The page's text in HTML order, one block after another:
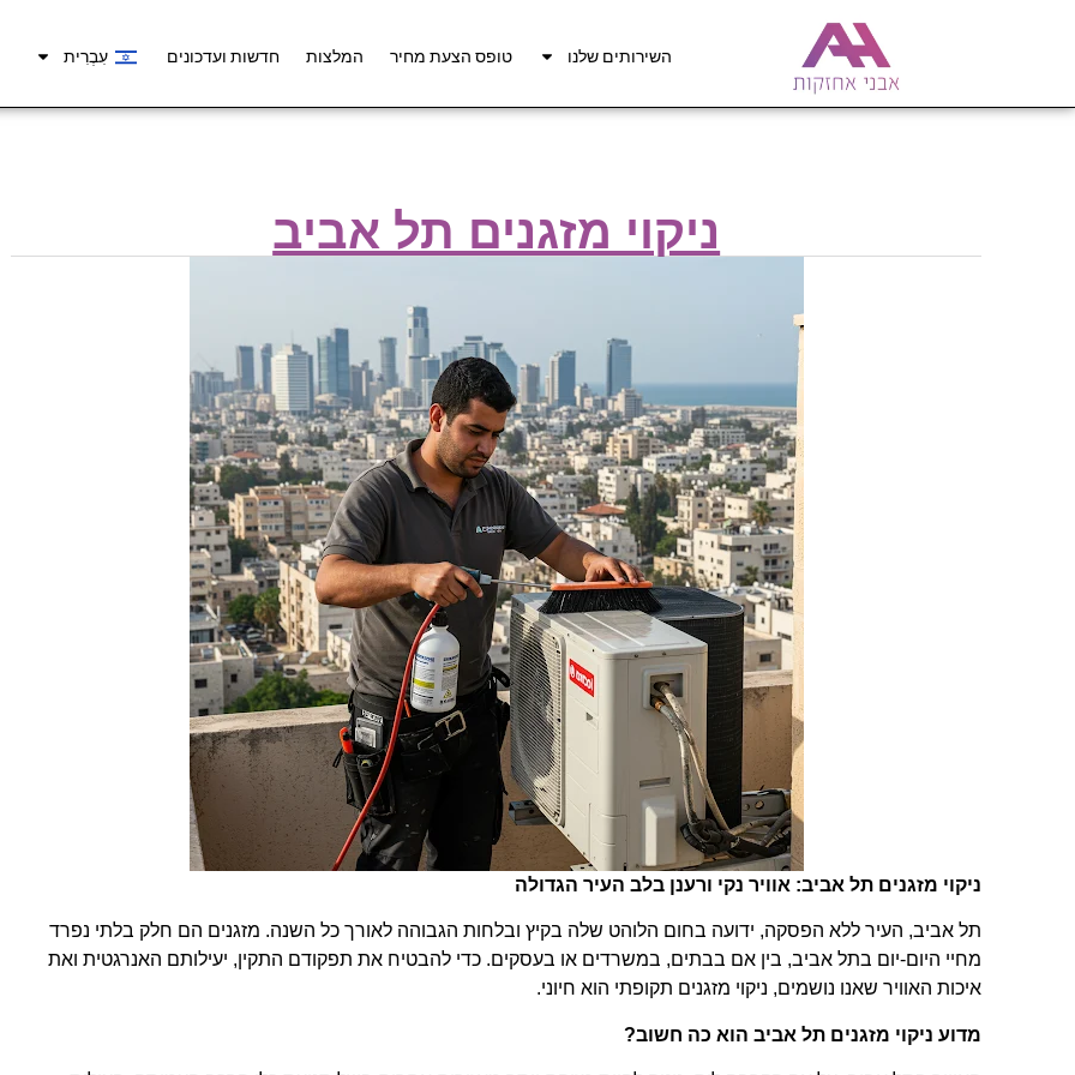
השירותים שלנו טופס הצעת מחיר המלצות חדשות ועדכונים עִבְרִית
ניקוי מזגנים תל אביב
ניקוי מזגנים תל אביב: אוויר נקי ורענן בלב העיר הגדולה
תל אביב, העיר ללא הפסקה, ידועה בחום הלוהט שלה בקיץ ובלחות הגבוהה לאורך כל השנה. מזגנים הם חלק בלתי נפרד
מחיי היום-יום בתל אביב, בין אם בבתים, במשרדים או בעסקים. כדי להבטיח את תפקודם התקין, יעילותם האנרגטית ואת
איכות האוויר שאנו נושמים, ניקוי מזגנים תקופתי הוא חיוני.
מדוע ניקוי מזגנים תל אביב הוא כה חשוב?